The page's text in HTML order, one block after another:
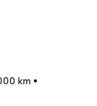
km •